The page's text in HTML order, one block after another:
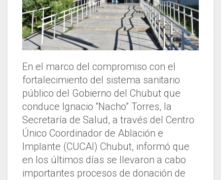
En el marco del compromiso con el
fortalecimiento del sistema sanitario
público del Gobierno del Chubut que
conduce Ignacio “Nacho” Torres, la
Secretaría de Salud, a través del Centro
Único Coordinador de Ablación e
Implante (CUCAI) Chubut, informó que
en los últimos días se llevaron a cabo
importantes procesos de donación de